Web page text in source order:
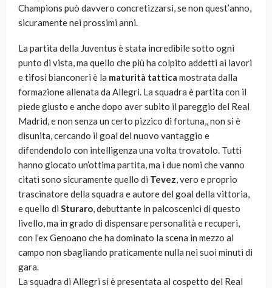
Champions può davvero concretizzarsi, se non quest’anno,
sicuramente nei prossimi anni.
La partita della Juventus è stata incredibile sotto ogni
punto di vista, ma quello che più ha colpito addetti ai lavori
e tifosi bianconeri è la maturità tattica mostrata dalla
formazione allenata da Allegri. La squadra è partita con il
piede giusto e anche dopo aver subito il pareggio del Real
Madrid, e non senza un certo pizzico di fortuna,, non si è
disunita, cercando il goal del nuovo vantaggio e
difendendolo con intelligenza una volta trovatolo. Tutti
hanno giocato un’ottima partita, ma i due nomi che vanno
citati sono sicuramente quello di Tevez, vero e proprio
trascinatore della squadra e autore del goal della vittoria,
e quello di Sturaro, debuttante in palcoscenici di questo
livello, ma in grado di dispensare personalità e recuperi,
con l’ex Genoano che ha dominato la scena in mezzo al
campo non sbagliando praticamente nulla nei suoi minuti di
gara.
La squadra di Allegri si è presentata al cospetto del Real